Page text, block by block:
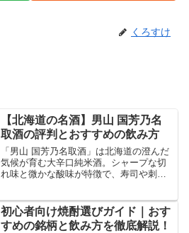
くろすけ
【北海道の名酒】男山 国芳乃名
取酒の評判とおすすめの飲み方
「男山 国芳乃名取酒」は北海道の澄んだ
気候が育む大辛口純米酒。シャープな切
れ味と微かな酸味が特徴で、寿司や刺身
初心者向け焼酎選びガイド｜おす
すめの銘柄と飲み方を徹底解説！